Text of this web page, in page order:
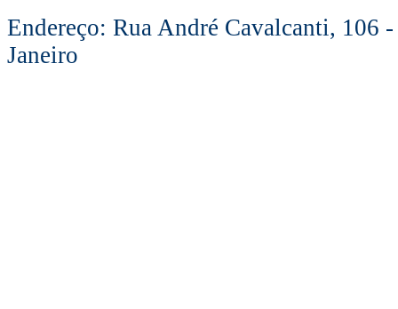
Endereço: Rua André Cavalcanti, 106
Janeiro